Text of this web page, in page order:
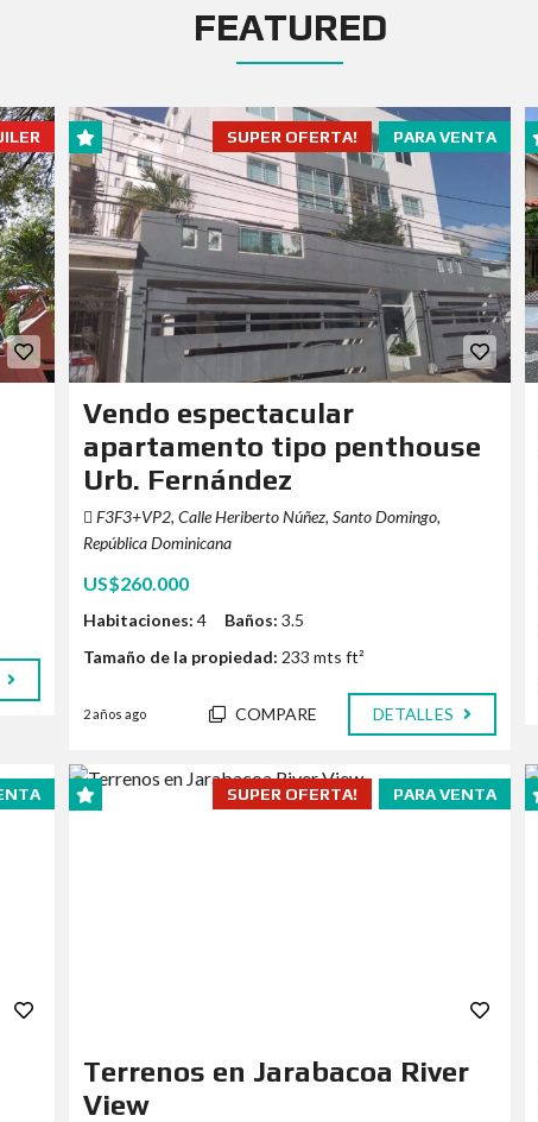
FEATURED
PARA VENTA
SUPER OFERTA!
Vendo espectacular
apartamento tipo penthouse
Urb. Fernández
F3F3+VP2, Calle Heriberto Núñez, Santo Domingo,
República Dominicana
US$260.000
Habitaciones:4 Baños:3.5
Tamaño de la propiedad:233 mts ft²
2 años ago COMPARE DETALLES
PARA VENTA
SUPER OFERTA!
Terrenos en Jarabacoa River
View